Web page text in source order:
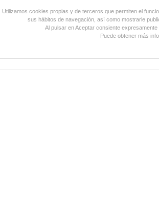
Utilizamos cookies propias y de terceros que permiten el
sus hábitos de navegación, así como mostrarle
Al pulsar en Aceptar consiente
Puede obtener más